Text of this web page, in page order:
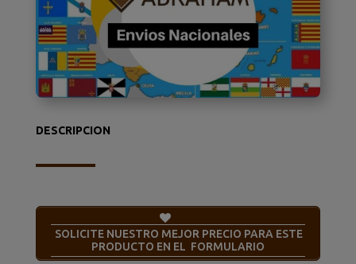
DESCRIPCION
SOLICITE NUESTRO MEJOR PRECIO PARA ESTE
PRODUCTO EN EL FORMULARIO